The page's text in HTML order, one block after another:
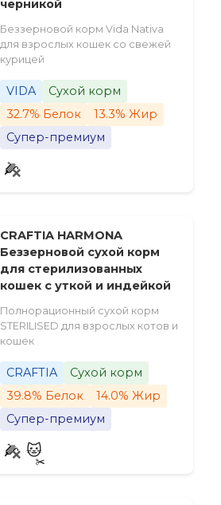
черникой
Беззерновой корм Vida Nativa
для взрослых кошек со свежей
курицей
VIDA
Сухой корм
32.7% Белок
13.3% Жир
Супер-премиум
CRAFTIA HARMONA
Беззерновой сухой корм
для стерилизованных
кошек с уткой и индейкой
Полнорационный сухой корм
STERILISED для взрослых котов и
кошек
CRAFTIA
Сухой корм
39.8% Белок
14.0% Жир
Супер-премиум